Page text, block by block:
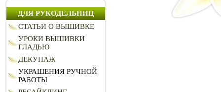
ДЛЯ РУКОДЕЛЬНИЦ
СТАТЬИ О ВЫШИВКЕ
УРОКИ ВЫШИВКИ
ГЛАДЬЮ
ДЕКУПАЖ
УКРАШЕНИЯ РУЧНОЙ
РАБОТЫ